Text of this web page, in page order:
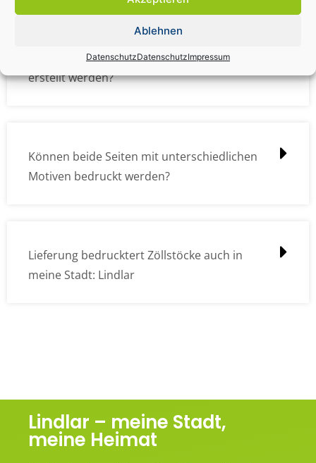
Ablehnen
DatenschutzDatenschutzImpressum
Wie müssen die Druckdateien angelegt /
erstellt werden?
Können beide Seiten mit unterschiedlichen
Motiven bedruckt werden?
Lieferung bedrucktert Zöllstöcke auch in
meine Stadt: Lindlar
Lindlar – meine Stadt,
meine Heimat